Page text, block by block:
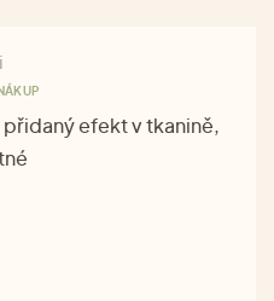
efekt v tkanině,